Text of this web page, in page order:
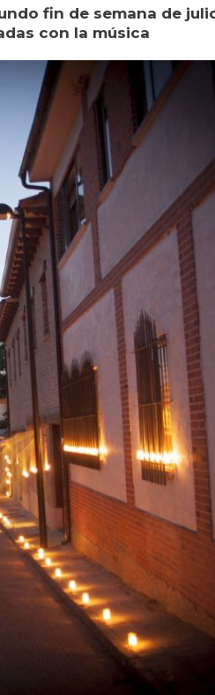
fin de semana de
con la música